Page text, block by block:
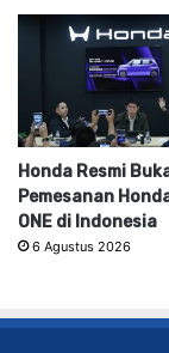
Honda Resmi
Pemesanan
ONE di Indonesia
6 Agustus 2026